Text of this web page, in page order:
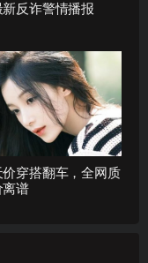
新反诈警情播报
价穿搭翻车，全网质
离谱